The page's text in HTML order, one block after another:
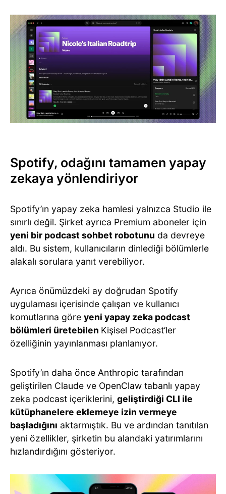
Spotify, odağını tamamen yapay
zekaya yönlendiriyor
Spotify’ın yapay zeka hamlesi yalnızca Studio ile
sınırlı değil. Şirket ayrıca Premium aboneler için
yeni bir podcast sohbet robotunu da devreye
aldı. Bu sistem, kullanıcıların dinlediği bölümlerle
alakalı sorulara yanıt verebiliyor.
Ayrıca önümüzdeki ay doğrudan Spotify
uygulaması içerisinde çalışan ve kullanıcı
komutlarına göre yeni yapay zeka podcast
bölümleri üretebilen Kişisel Podcast’ler
özelliğinin yayınlanması planlanıyor.
Spotify’ın daha önce Anthropic tarafından
geliştirilen Claude ve OpenClaw tabanlı yapay
zeka podcast içeriklerini, geliştirdiği CLI ile
kütüphanelere eklemeye izin vermeye
başladığını aktarmıştık. Bu ve ardından tanıtılan
yeni özellikler, şirketin bu alandaki yatırımlarını
hızlandırdığını gösteriyor.